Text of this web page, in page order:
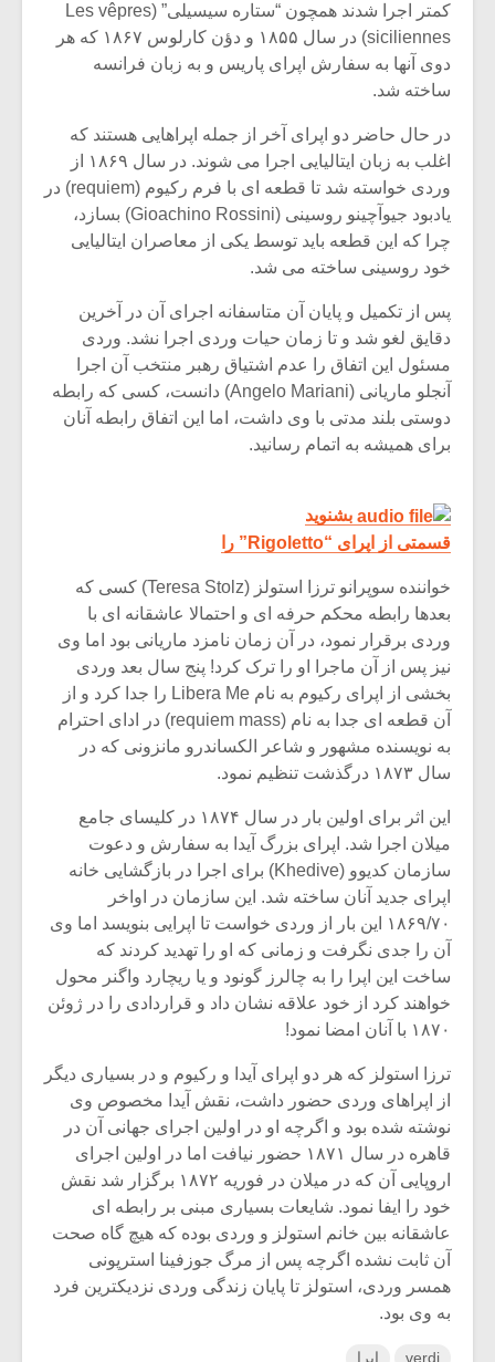
کمتر اجرا شدند همچون “ستاره سیسیلی” (Les vêpres
siciliennes) در سال ۱۸۵۵ و دؤن کارلوس ۱۸۶۷ که هر
دوی آنها به سفارش اپرای پاریس و به زبان فرانسه
ساخته شد.
در حال حاضر دو اپرای آخر از جمله اپراهایی هستند که
اغلب به زبان ایتالیایی اجرا می شوند. در سال ۱۸۶۹ از
وردی خواسته شد تا قطعه ای با فرم رکیوم (requiem) در
یادبود جیوآچینو روسینی (Gioachino Rossini) بسازد،
چرا که این قطعه باید توسط یکی از معاصران ایتالیایی
خود روسینی ساخته می شد.
پس از تکمیل و پایان آن متاسفانه اجرای آن در آخرین
دقایق لغو شد و تا زمان حیات وردی اجرا نشد. وردی
مسئول این اتفاق را عدم اشتیاق رهبر منتخب آن اجرا
آنجلو ماریانی (Angelo Mariani) دانست، کسی که رابطه
دوستی بلند مدتی با وی داشت، اما این اتفاق رابطه آنان
برای همیشه به اتمام رسانید.
بشنوید
قسمتی از اپرای “Rigoletto” را
خواننده سوپرانو ترزا استولز (Teresa Stolz) کسی که
بعدها رابطه محکم حرفه ای و احتمالا عاشقانه ای با
وردی برقرار نمود، در آن زمان نامزد ماریانی بود اما وی
نیز پس از آن ماجرا او را ترک کرد! پنج سال بعد وردی
بخشی از اپرای رکیوم به نام Libera Me را جدا کرد و از
آن قطعه ای جدا به نام (requiem mass) در ادای احترام
به نویسنده مشهور و شاعر الکساندرو مانزونی که در
سال ۱۸۷۳ درگذشت تنظیم نمود.
این اثر برای اولین بار در سال ۱۸۷۴ در کلیسای جامع
میلان اجرا شد. اپرای بزرگ آیدا به سفارش و دعوت
سازمان کدیوو (Khedive) برای اجرا در بازگشایی خانه
اپرای جدید آنان ساخته شد. این سازمان در اواخر
۱۸۶۹/۷۰ این بار از وردی خواست تا اپرایی بنویسد اما وی
آن را جدی نگرفت و زمانی که او را تهدید کردند که
ساخت این اپرا را به چالرز گونود و یا ریچارد واگنر محول
خواهند کرد از خود علاقه نشان داد و قراردادی را در ژوئن
۱۸۷۰ با آنان امضا نمود!
ترزا استولز که هر دو اپرای آیدا و رکیوم و در بسیاری دیگر
از اپراهای وردی حضور داشت، نقش آیدا مخصوص وی
نوشته شده بود و اگرچه او در اولین اجرای جهانی آن در
قاهره در سال ۱۸۷۱ حضور نیافت اما در اولین اجرای
اروپایی آن که در میلان در فوریه ۱۸۷۲ برگزار شد نقش
خود را ایفا نمود. شایعات بسیاری مبنی بر رابطه ای
عاشقانه بین خانم استولز و وردی بوده که هیچ گاه صحت
آن ثابت نشده اگرچه پس از مرگ جوزفینا استرپونی
همسر وردی، استولز تا پایان زندگی وردی نزدیکترین فرد
به وی بود.
verdi اپرا